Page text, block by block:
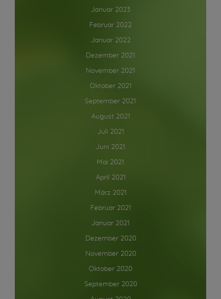
Januar 2023
Februar 2022
Januar 2022
Dezember 2021
November 2021
Oktober 2021
September 2021
August 2021
Juli 2021
Juni 2021
Mai 2021
April 2021
März 2021
Februar 2021
Januar 2021
Dezember 2020
November 2020
Oktober 2020
September 2020